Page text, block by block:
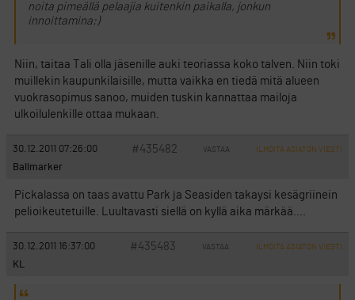
noita pimeällä pelaajia kuitenkin paikalla, jonkun
innoittamina;)
Niin, taitaa Tali olla jäsenille auki teoriassa koko talven. Niin toki
muillekin kaupunkilaisille, mutta vaikka en tiedä mitä alueen
vuokrasopimus sanoo, muiden tuskin kannattaa mailoja
ulkoilulenkille ottaa mukaan.
30.12.2011 07:26:00 #435482 VASTAA ILMOITA ASIATON VIESTI
Ballmarker
Pickalassa on taas avattu Park ja Seasiden takaysi kesägriinein
pelioikeutetuille. Luultavasti siellä on kyllä aika märkää….
30.12.2011 16:37:00 #435483 VASTAA ILMOITA ASIATON VIESTI
KL